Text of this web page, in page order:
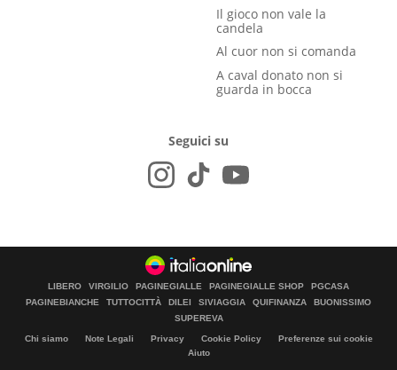
Il gioco non vale la
candela
Al cuor non si comanda
A caval donato non si
guarda in bocca
Seguici su
LIBERO VIRGILIO PAGINEGIALLE PAGINEGIALLE SHOP
PGCASA
PAGINEBIANCHE
TUTTOCITTÀ DILEI SIVIAGGIA QUIFINANZA
BUONISSIMO
SUPEREVA
Chi siamo Note Legali Privacy Cookie Policy
Preferenze sui cookie
Aiuto